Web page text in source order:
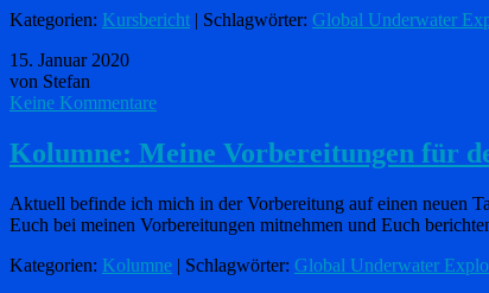
Kategorien: Kursbericht | Schlagwörter: Global Underwater
15. Januar 2020
von Stefan
Keine Kommentare
Kolumne: Meine Vorbereitungen für
Aktuell befinde ich mich in der Vorbereitung auf einen neuen
Euch bei meinen Vorbereitungen mitnehmen und Euch
Kategorien: Kolumne | Schlagwörter: Global Underwater